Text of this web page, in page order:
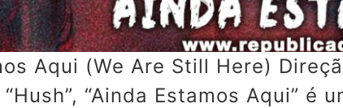
Aqui (We Are Still Here)
“Ainda Estamos Aqui”